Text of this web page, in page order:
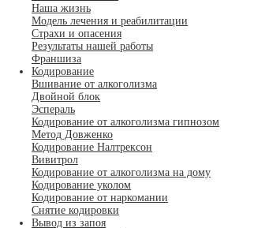
Наша жизнь
Модель лечения и реабилитации
Страхи и опасения
Результаты нашей работы
Франшиза
Кодирование
Вшивание от алкоголизма
Двойной блок
Эспераль
Кодирование от алкоголизма гипнозом
Метод Довженко
Кодирование Налтрексон
Вивитрол
Кодирование от алкоголизма на дому
Кодирование уколом
Кодирование от наркомании
Снятие кодировки
Вывод из запоя